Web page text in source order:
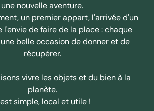
une nouvelle aventure.
un premier appart, l'arrivée d'un
l'envie de faire de la place : chaque
belle occasion de donner et de
récupérer.
vivre les objets et du bien à la
planète.
simple, local et utile !